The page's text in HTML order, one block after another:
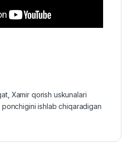
, Xamir qorish uskunalari
ponchigini ishlab chiqaradigan